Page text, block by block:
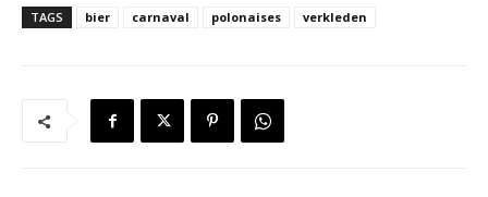
TAGS bier carnaval polonaises verkleden